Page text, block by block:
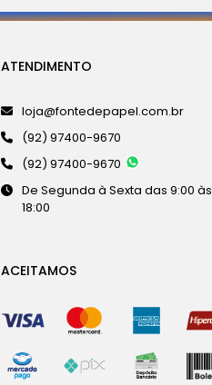
ATENDIMENTO
loja@fontedepapel.com.br
(92) 97400-9670
(92) 97400-9670
De Segunda à Sexta das 9:00 às
18:00
ACEITAMOS